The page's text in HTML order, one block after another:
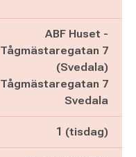
ABF Huset -
Tågmästaregatan 7
(Svedala)
Tågmästaregatan 7
Svedala
1 (tisdag)